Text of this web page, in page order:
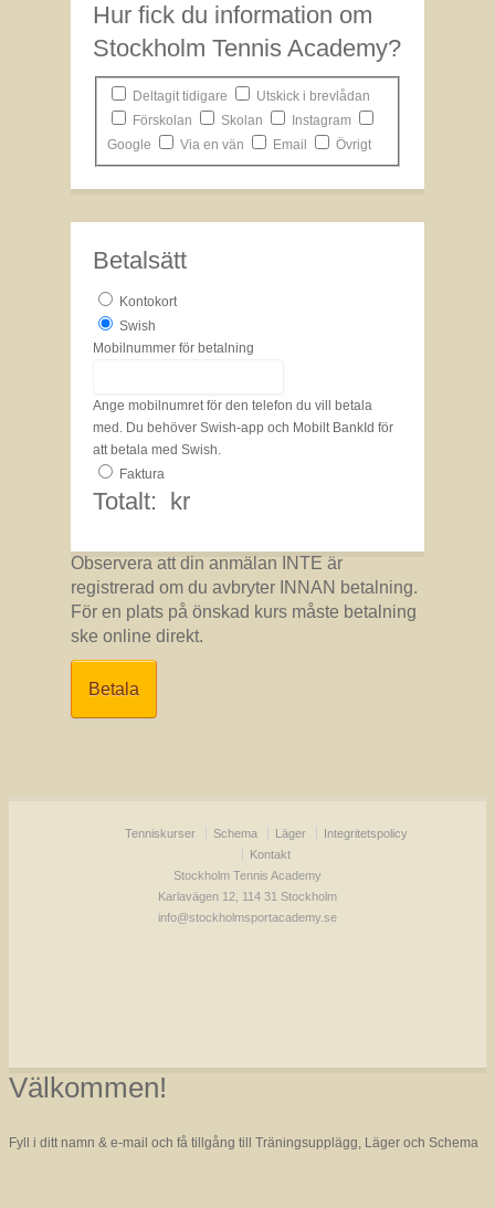
Hur fick du information om
Stockholm Tennis Academy?
Deltagit tidigare
Utskick i brevlådan
Förskolan
Skolan
Instagram
Google
Via en vän Email Övrigt
Betalsätt
Kontokort
Swish
Mobilnummer för betalning
Ange mobilnumret för den telefon du vill betala
med. Du behöver Swish-app och Mobilt BankId för
att betala med Swish.
Faktura
Totalt: kr
Observera att din anmälan INTE är
registrerad om du avbryter INNAN betalning.
För en plats på önskad kurs måste betalning
ske online direkt.
Tenniskurser Schema Läger
Integritetspolicy
Kontakt
Stockholm Tennis Academy
Karlavägen 12, 114 31 Stockholm
info@stockholmsportacademy.se
Välkommen!
Fyll i ditt namn & e-mail och få tillgång till Träningsupplägg, Läger och Schema